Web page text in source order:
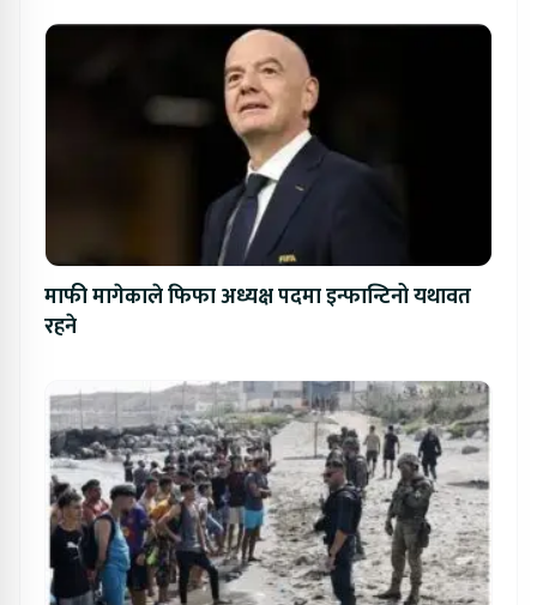
माफी मागेकाले फिफा अध्यक्ष पदमा इन्फान्टिनो यथावत
रहने